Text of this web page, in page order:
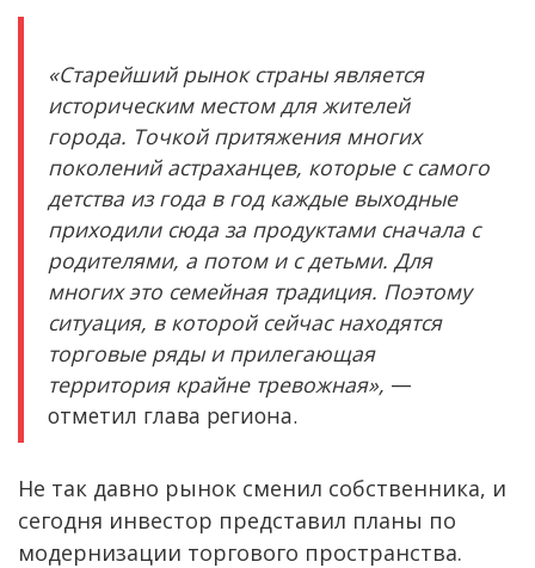
«Старейший рынок страны является
историческим местом для жителей
города. Точкой притяжения многих
поколений астраханцев, которые с самого
детства из года в год каждые выходные
приходили сюда за продуктами сначала с
родителями, а потом и с детьми. Для
многих это семейная традиция. Поэтому
ситуация, в которой сейчас находятся
торговые ряды и прилегающая
территория крайне тревожная», —
отметил глава региона.
Не так давно рынок сменил собственника, и
сегодня инвестор представил планы по
модернизации торгового пространства.